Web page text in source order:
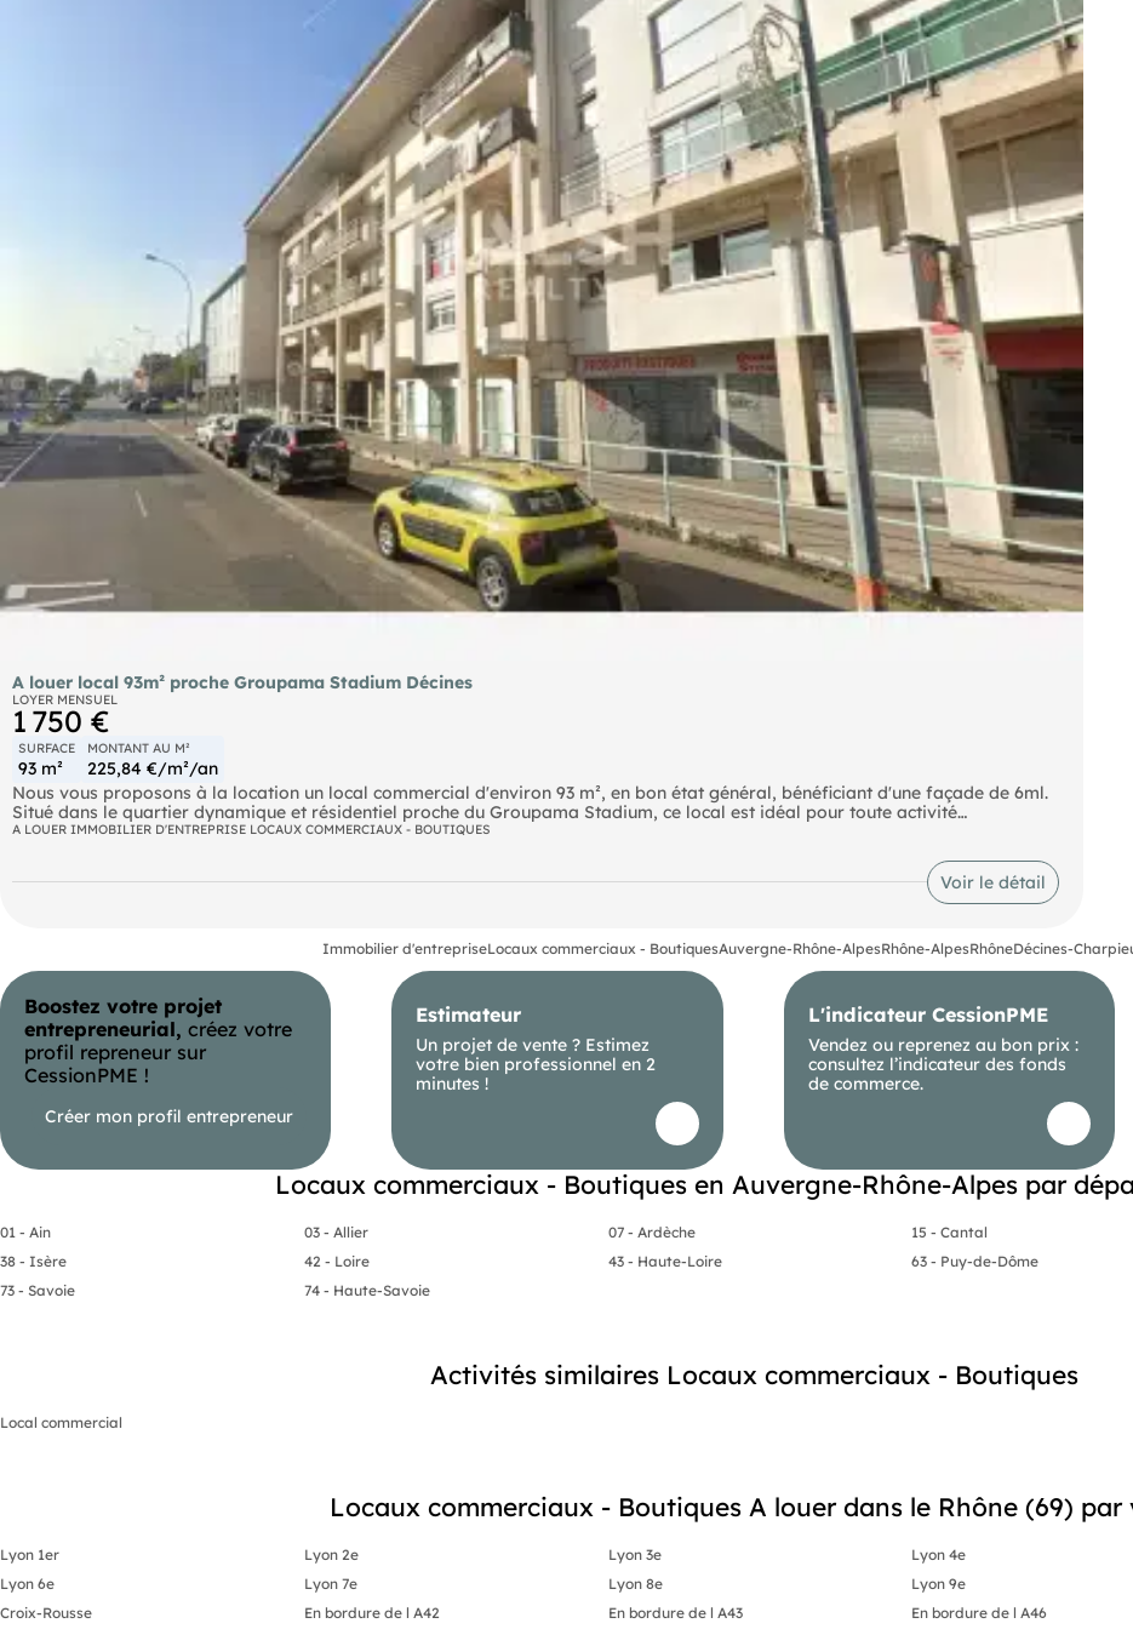
extraction), ainsi qu’aux professions de services, commerces de proximité ou activités tertiaires.
A louer local 93m² proche Groupama Stadium Décines
LOYER MENSUEL
1 750 €
SURFACE
93 m²
MONTANT AU M²
225,84 €/m²/an
Nous vous proposons à la location un local commercial d'environ 93 m², en bon état général, bénéficiant d'une façade de 6ml.
Situé dans le quartier dynamique et résidentiel proche du Groupama Stadium, ce local est idéal pour toute activité
commerciale. La restauration est acceptée avec gaine d'extraction existante. À LOUER - Local commercial 93 m² - DECINES vo
résidentiel proche du Groupama Stadium, ce local est idéal pour toute activité commerciale. La restauration est acceptée avec
gaine d'extraction existante.
A LOUER IMMOBILIER D'ENTREPRISE LOCAUX COMMERCIAUX - BOUTIQUES
Voir le détail
Immobilier d'entrepriseLocaux commerciaux - BoutiquesAuvergne-Rhône-AlpesRhône-AlpesRhôneDécines-
Boostez votre projet
entrepreneurial, créez votre
profil repreneur sur
CessionPME !
Créer mon profil entrepreneur
Estimateur
Un projet de vente ? Estimez
votre bien professionnel en 2
minutes !
L'indicateur CessionPME
Vendez ou reprenez au bon prix :
consultez l’indicateur des fonds
de commerce.
Locaux commerciaux - Boutiques en Auvergne-Rhône-Alpes par
01 - Ain 03 - Allier 07 - Ardèche 15 - Cantal
38 - Isère
42 - Loire 43 - Haute-Loire 63 - Puy-de-Dôme
73 - Savoie
74 - Haute-Savoie
Activités similaires Locaux commerciaux - Boutiques
Local commercial
Locaux commerciaux - Boutiques A louer dans le Rhône (69) par
Lyon 1er Lyon 2e Lyon 3e Lyon 4e
Lyon 6e
Lyon 7e Lyon 8e Lyon 9e
Croix-Rousse
En bordure de l A42 En bordure de l A43 En bordure de l A46